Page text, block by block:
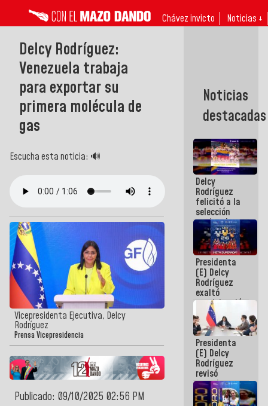
Chávez invicto Noticias ↓
Delcy Rodríguez:
Venezuela trabaja
para exportar su
primera molécula de
gas
Escucha esta noticia: 🔊
Vicepresidenta Ejecutiva, Delcy
Rodríguez
Prensa Vicepresidencia
Publicado: 09/10/2025 02:56 PM
Noticias
destacadas
Delcy
Rodríguez
felicitó a la
selección
nacional
masculina
de voleibol
campeona
de la Copa
Panamericana
Sub-17
Presidenta
(E) Delcy
Rodríguez
exaltó
participación
de
Venezuela
en Juegos
Centroamericanos
y del Caribe
2026
Presidenta
(E) Delcy
Rodríguez
revisó
agenda
económica y